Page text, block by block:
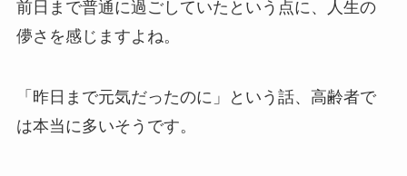
前日まで普通に過ごしていたという点に、人生の
儚さを感じますよね。
「昨日まで元気だったのに」という話、高齢者で
は本当に多いそうです。